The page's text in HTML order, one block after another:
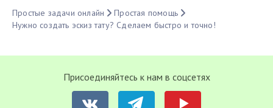
Простые задачи онлайн
Простая помощь
Нужно создать эскиз тату? Сделаем быстро и точно!
Присоединяйтесь к нам в соцсетях